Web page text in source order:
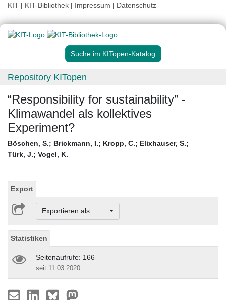
KIT | KIT-Bibliothek | Impressum | Datenschutz
Suche im KITopen-Katalog
Repository KITopen
“Responsibility for sustainability” -
Klimawandel als kollektives
Experiment?
Böschen, S.; Brickmann, I.; Kropp, C.; Elixhauser, S.;
Türk, J.; Vogel, K.
Export
Exportieren als ...
Statistiken
Seitenaufrufe: 166
seit 11.03.2020